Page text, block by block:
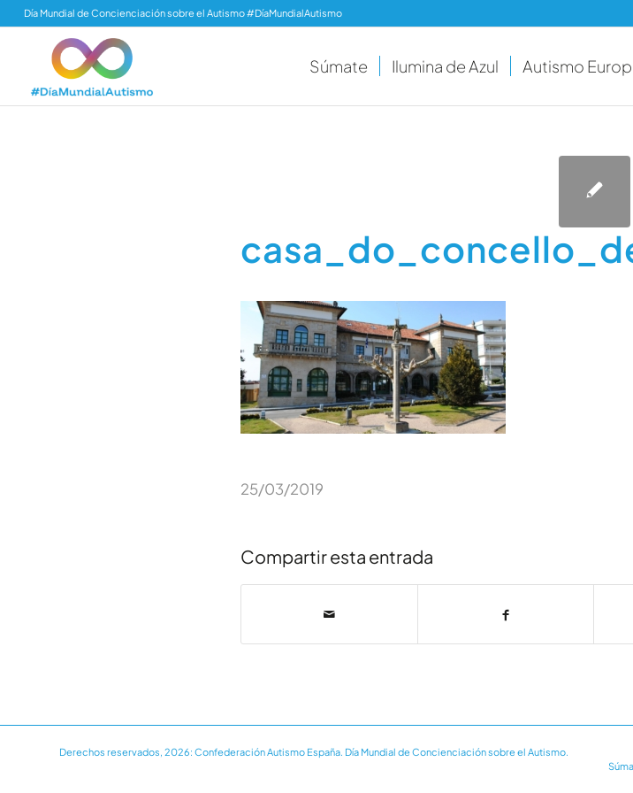
Día Mundial de Concienciación sobre el Autismo #DíaMundialAutismo
Súmate Ilumina de Azul Autismo
25/03/2019
Compartir esta entrada
Derechos reservados, 2026: Confederación Autismo España. Día Mundial de Concienciación sobre el Autismo.